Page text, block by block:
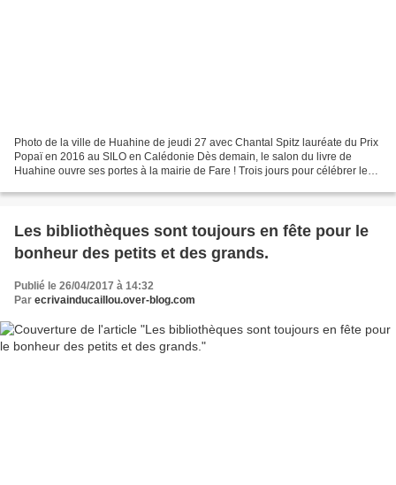
Photo de la ville de Huahine de jeudi 27 avec Chantal Spitz lauréate du Prix
Popaï en 2016 au SILO en Calédonie Dès demain, le salon du livre de
Huahine ouvre ses portes à la mairie de Fare ! Trois jours pour célébrer le
Les bibliothèques sont toujours en fête pour le
bonheur des petits et des grands.
Publié le 26/04/2017 à 14:32
Par ecrivainducaillou.over-blog.com